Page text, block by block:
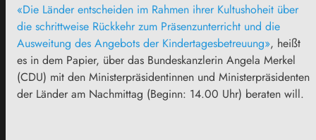
«Die Länder entscheiden im Rahmen ihrer Kultushoheit über
die schrittweise Rückkehr zum Präsenzunterricht und die
Ausweitung des Angebots der Kindertagesbetreuung», heißt
es in dem Papier, über das Bundeskanzlerin Angela Merkel
(CDU) mit den Ministerpräsidentinnen und Ministerpräsidenten
der Länder am Nachmittag (Beginn: 14.00 Uhr) beraten will.